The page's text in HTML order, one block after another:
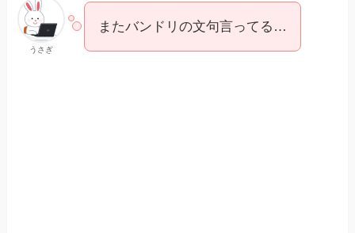
うさぎ
またバンドリの文句言ってる…